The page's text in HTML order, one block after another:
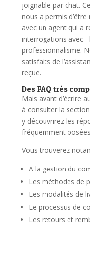
joignable par chat.
nous a permis
avec un agent qui a
interrogations avec
professionnalisme.
satisfaits de
reçue.
Des FAQ très
Mais avant d’écrire
à consulter la
y découvrirez les
fréquemment
Vous trouverez
A la gestion du
Les méthodes de
Les modalités de
Le processus de
Les retours et